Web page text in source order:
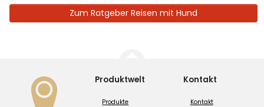
Zum Ratgeber Reisen mit Hund
Produktwelt
Produkte
Kontakt
Kontakt